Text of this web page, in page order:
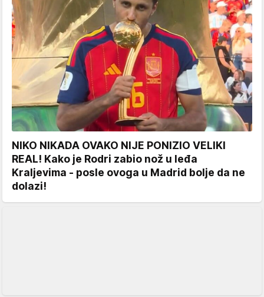
NIKO NIKADA OVAKO NIJE PONIZIO VELIKI
REAL! Kako je Rodri zabio nož u leđa
Kraljevima - posle ovoga u Madrid bolje da ne
dolazi!